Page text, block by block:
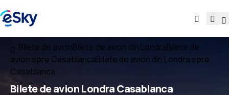
Bilete de avionBilete de avion din LondraBilete de
avion spre CasablancaBilete de avion din Londra spre
Casablanca
Bilete de avionLondra Casablanca